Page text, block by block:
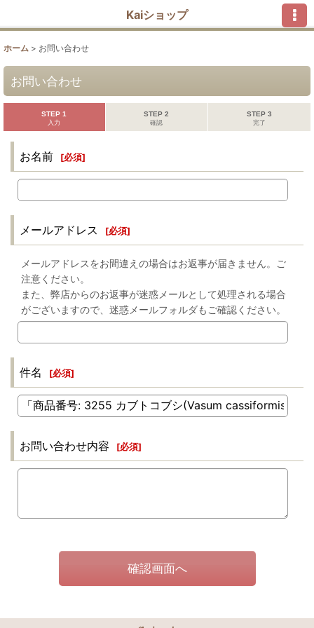
Kaiショップ
ホーム > お問い合わせ
お問い合わせ
STEP 1
入力
STEP 2
確認
STEP 3
完了
お名前 [必須]
メールアドレス [必須]
メールアドレスをお間違えの場合はお返事が届きません。ご
注意ください。
また、弊店からのお返事が迷惑メールとして処理される場合
がございますので、迷惑メールフォルダもご確認ください。
件名 [必須]
お問い合わせ内容 [必須]
確認画面へ